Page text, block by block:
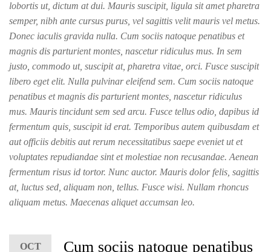
lobortis ut, dictum at dui. Mauris suscipit, ligula sit amet pharetra
semper, nibh ante cursus purus, vel sagittis velit mauris vel metus.
Donec iaculis gravida nulla. Cum sociis natoque penatibus et
magnis dis parturient montes, nascetur ridiculus mus. In sem
justo, commodo ut, suscipit at, pharetra vitae, orci. Fusce suscipit
libero eget elit. Nulla pulvinar eleifend sem. Cum sociis natoque
penatibus et magnis dis parturient montes, nascetur ridiculus
mus. Mauris tincidunt sem sed arcu. Fusce tellus odio, dapibus id
fermentum quis, suscipit id erat. Temporibus autem quibusdam et
aut officiis debitis aut rerum necessitatibus saepe eveniet ut et
voluptates repudiandae sint et molestiae non recusandae. Aenean
fermentum risus id tortor. Nunc auctor. Mauris dolor felis, sagittis
at, luctus sed, aliquam non, tellus. Fusce wisi. Nullam rhoncus
aliquam metus. Maecenas aliquet accumsan leo.
OCT
Cum sociis natoque penatibus